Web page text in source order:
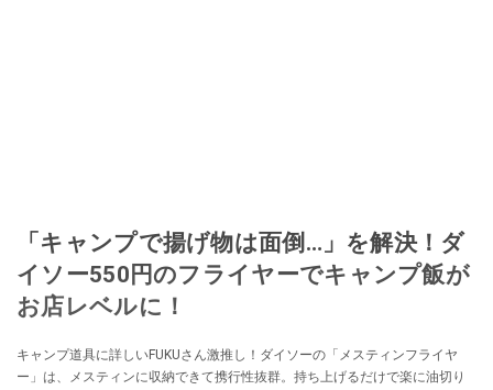
「キャンプで揚げ物は面倒…」を解決！ダ
イソー550円のフライヤーでキャンプ飯が
お店レベルに！
キャンプ道具に詳しいFUKUさん激推し！ダイソーの「メスティンフライヤ
ー」は、メスティンに収納できて携行性抜群。持ち上げるだけで楽に油切り